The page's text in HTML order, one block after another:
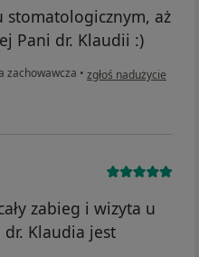
stomatologicznym, aż
Pani dr. Klaudii :)
zachowawcza • w opinii użytkownika KN
zgłoś nadużycie
zabieg i wizyta u
Klaudia jest